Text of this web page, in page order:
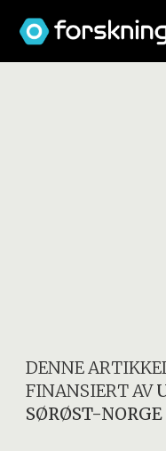
DENNE
FINANSIERT AV
SØRØST-NORGE